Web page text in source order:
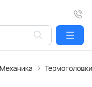
Механика Термоголовки